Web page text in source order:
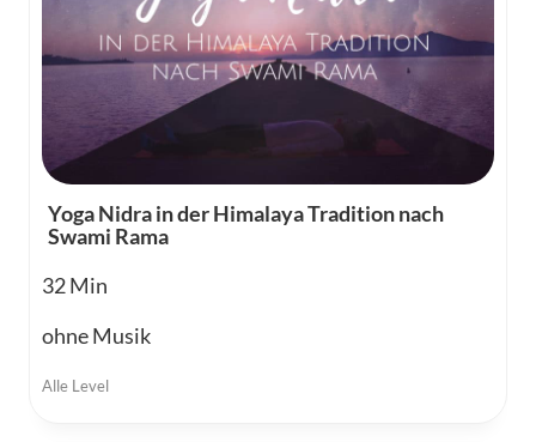
Yoga Nidra in der Himalaya Tradition nach
Swami Rama
32
ohne Musik
Alle Level